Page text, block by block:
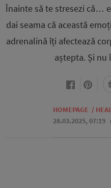
Înainte să te stresezi că…
dai seama că această
adrenalină îți afectează
aștepta. Și nu
HOMEPAGE /
28.03.2025, 07:19